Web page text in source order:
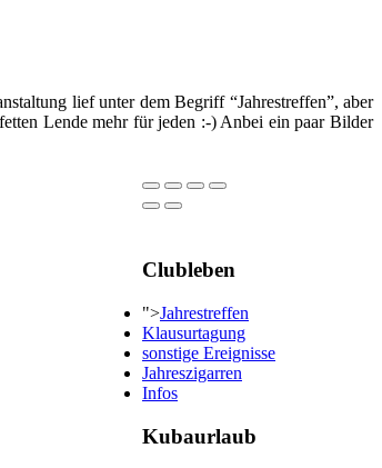
lief unter dem Begriff “Jahrestreffen”, aber
Lende mehr für jeden :-) Anbei ein paar Bilder
Clubleben
">Jahrestreffen
Klausurtagung
sonstige Ereignisse
Jahreszigarren
Infos
Kubaurlaub